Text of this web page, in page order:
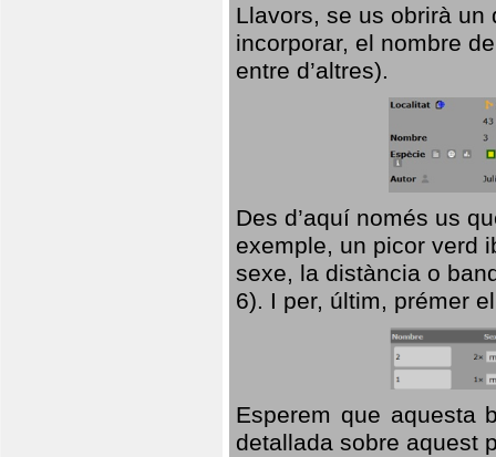
Llavors, se us obrirà
incorporar, el nombre
entre d’altres).
Des d’aquí només us
exemple, un picor verd
sexe, la distància o
6). I per, últim, prémer
Esperem que aquesta
detallada sobre aquest